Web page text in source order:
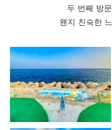
두 번째 방
왠지 친숙한